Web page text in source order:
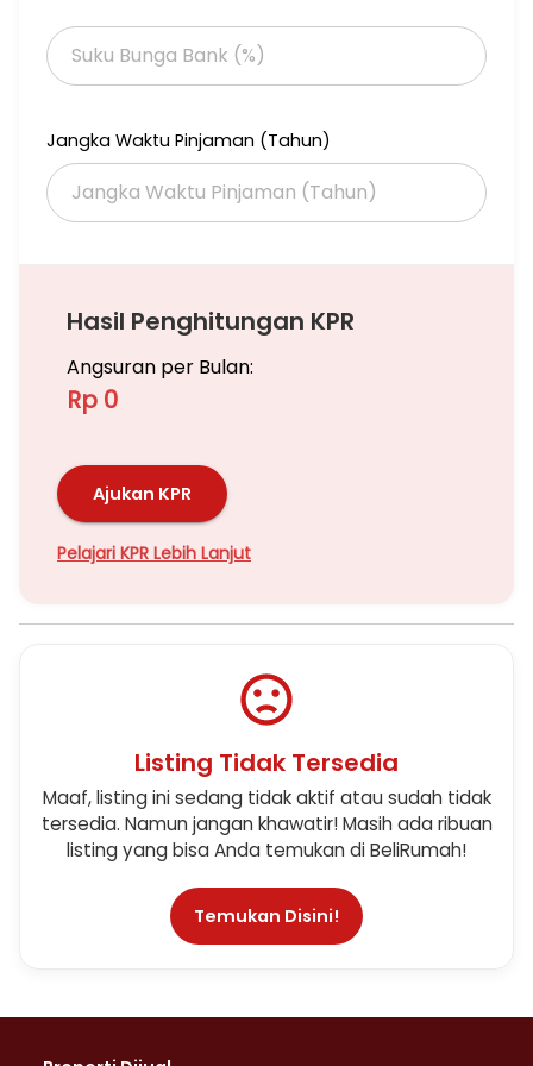
Jangka Waktu Pinjaman (Tahun)
Hasil Penghitungan KPR
Angsuran per Bulan:
Rp 0
Ajukan KPR
Pelajari KPR Lebih Lanjut
Listing Tidak Tersedia
Maaf, listing ini sedang tidak aktif atau sudah tidak
tersedia. Namun jangan khawatir! Masih ada ribuan
listing yang bisa Anda temukan di BeliRumah!
Temukan Disini!